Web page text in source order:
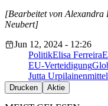
[Bearbeitet von Alexandra
Neubert]
Jun 12, 2024 - 12:26
PolitikElisa Ferreira
EU-Verteidigung
Jutta Urpilainen
Drucken Aktie